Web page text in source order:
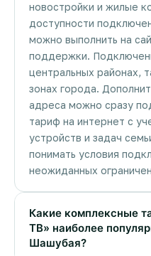
новостройки и жилые
доступности
можно выполнить на
поддержки.
центральных районах,
зонах города.
адреса можно сразу
тариф на интернет с
устройств и задач
понимать условия
неожиданных
Какие комплексные
ТВ» наиболее
Шашубая?